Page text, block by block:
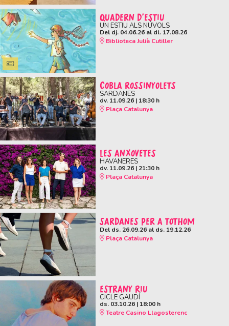
QUADERN D'ESTIU
UN ESTIU ALS NÚVOLS
Del dj. 04.06.26al dl. 17.08.26
Biblioteca Julià Cutiller
COBLA ROSSINYOLETS
SARDANES
dv. 11.09.26| 18:30 h
Plaça Catalunya
LES ANXOVETES
HAVANERES
dv. 11.09.26| 21:30 h
Plaça Catalunya
SARDANES PER A TOTHOM
Del ds. 26.09.26al ds. 19.12.26
Plaça Catalunya
ESTRANY RIU
CICLE GAUDÍ
ds. 03.10.26| 18:00 h
Teatre Casino Llagosterenc